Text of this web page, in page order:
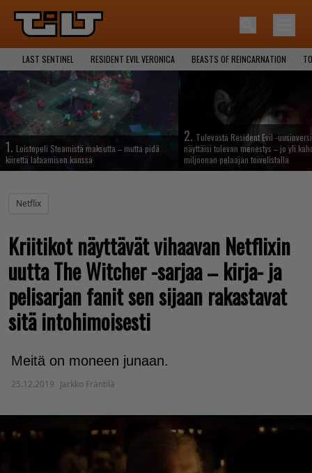
LAST SENTINEL RESIDENT EVIL VERONICA BEASTS OF REINCARNATION
1. Loistopeli Steamistä maksutta – mutta pidä
kiirettä lataamisen kanssa
2. Tulevasta Resident Evil -
näyttäisi tulevan menestys – jo yli
miljoonan pelaajan toivelistalla
Netflix
Kriitikot näyttävät vihaavan Netflixin
uutta The Witcher -sarjaa – kirja- ja
pelisarjan fanit sen sijaan rakastavat
sitä intohimoisesti
Meitä on moneen junaan.
25.12.2019 Jarkko Fräntilä